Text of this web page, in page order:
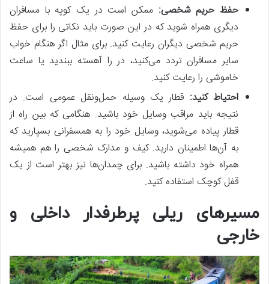
حفظ حریم شخصی: ممکن است در یک کوپه با مسافران
دیگری همراه شوید که در این صورت باید نکاتی را برای حفظ
حریم شخصی دیگران رعایت کنید. برای مثال اگر هنگام خواب
سایر مسافران تردد می‌کنید، در را آهسته ببندید یا ساعت
خاموشی را رعایت کنید.
احتیاط کنید: قطار یک وسیله حمل‌ونقل عمومی است. در
نتیجه باید مراقب وسایل خود باشید. هنگامی که بین راه از
قطار پیاده می‌شوید، وسایل خود را به همسفرانی بسپارید که
به آن‌ها اطمینان دارید. کیف و مدارک شخصی را هم همیشه
همراه خود داشته باشید. برای چمدان‌ها نیز بهتر است از یک
قفل کوچک استفاده کنید.
مسیرهای ریلی پرطرفدار داخلی و
خارجی